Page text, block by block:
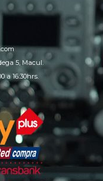
5, Macul.
a 16:30hrs.